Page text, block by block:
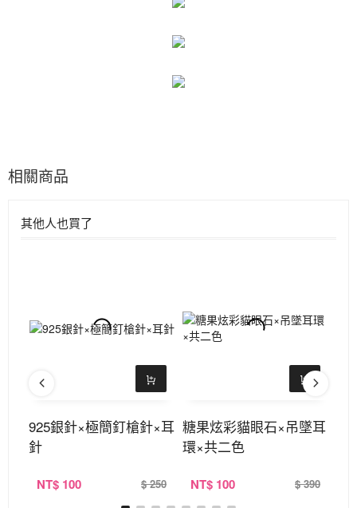
相關商品
其他人也買了
925銀針×極簡釘槍針×耳
針
NT$ 100 $ 250
糖果炫彩貓眼石×吊墜耳
環×共二色
NT$ 100 $ 390